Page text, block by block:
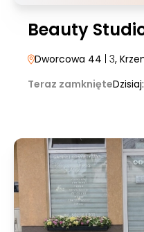
Beauty
Dworcowa 44 | 3,
Teraz zamknięteDzisiaj: